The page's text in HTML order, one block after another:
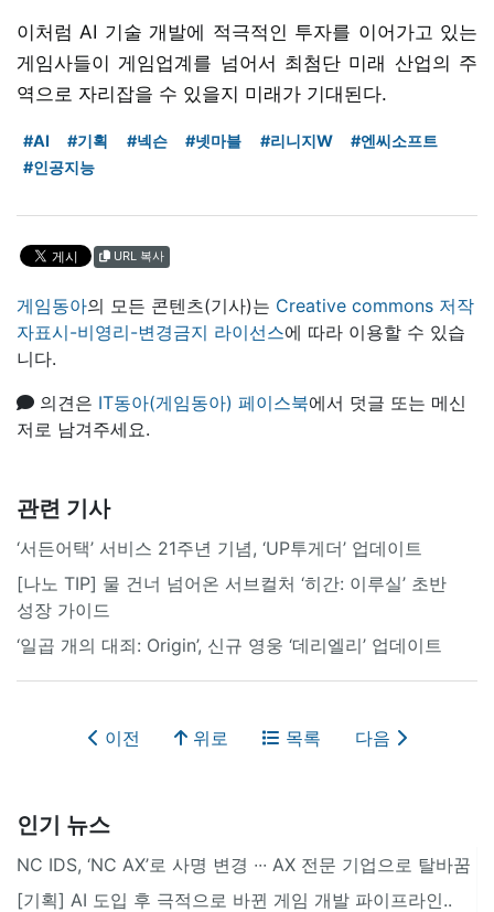
이처럼 AI 기술 개발에 적극적인 투자를 이어가고 있는
게임사들이 게임업계를 넘어서 최첨단 미래 산업의 주
역으로 자리잡을 수 있을지 미래가 기대된다.
#AI #기획 #넥슨 #넷마블 #리니지W
#엔씨소프트
#인공지능
URL 복사
게임동아의 모든 콘텐츠(기사)는 Creative commons 저작
자표시-비영리-변경금지 라이선스에 따라 이용할 수 있습
니다.
의견은 IT동아(게임동아) 페이스북에서 덧글 또는 메신
저로 남겨주세요.
관련 기사
‘서든어택’ 서비스 21주년 기념, ‘UP투게더’ 업데이트
[나노 TIP] 물 건너 넘어온 서브컬처 ‘히간: 이루실’ 초반
성장 가이드
‘일곱 개의 대죄: Origin’, 신규 영웅 ‘데리엘리’ 업데이트
이전 위로 목록 다음
인기 뉴스
NC IDS, ‘NC AX’로 사명 변경 ∙∙∙ AX 전문 기업으로 탈바꿈
[기획] AI 도입 후 극적으로 바뀐 게임 개발 파이프라인..